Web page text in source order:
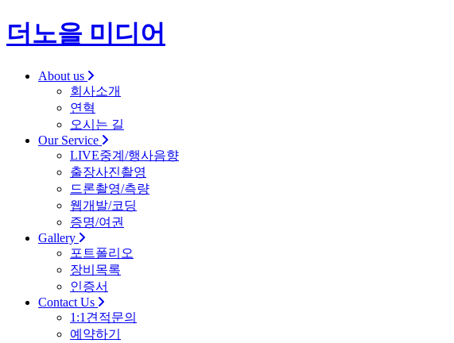
더노을 미디어
About us
회사소개
연혁
오시는 길
Our Service
LIVE중계/행사음향
출장사진촬영
드론촬영/측량
웹개발/코딩
증명/여권
Gallery
포트폴리오
장비목록
인증서
Contact Us
1:1견적문의
예약하기